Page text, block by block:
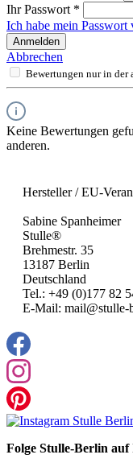
Ihr Passwort *
Ich habe mein Passwort
Anmelden
Abbrechen
Bewertungen nur in der
Keine Bewertungen
anderen.
Hersteller / EU-
Sabine Spanheimer
Stulle®
Brehmestr. 35
13187 Berlin
Deutschland
Tel.: +49 (0)177 82
E-Mail: mail@stulle-
Folge Stulle-Berlin auf